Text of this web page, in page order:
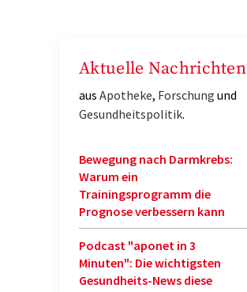
Aktuelle Nachrichten
aus Apotheke, Forschung und
Gesundheitspolitik.
Bewegung nach Darmkrebs:
Warum ein
Trainingsprogramm die
Prognose verbessern kann
Podcast "aponet in 3
Minuten": Die wichtigsten
Gesundheits-News diese